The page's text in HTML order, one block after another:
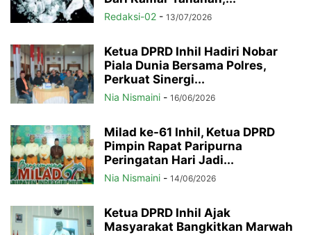
Redaksi-02 - 13/07/2026
Ketua DPRD Inhil Hadiri Nobar
Piala Dunia Bersama Polres,
Perkuat Sinergi...
Nia Nismaini - 16/06/2026
Milad ke-61 Inhil, Ketua DPRD
Pimpin Rapat Paripurna
Peringatan Hari Jadi...
Nia Nismaini - 14/06/2026
Ketua DPRD Inhil Ajak
Masyarakat Bangkitkan Marwah